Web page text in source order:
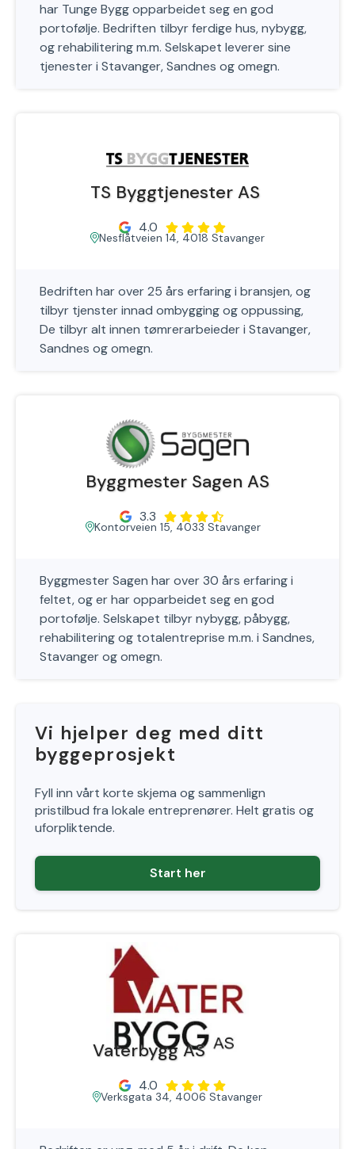
har Tunge Bygg opparbeidet seg en god
portofølje. Bedriften tilbyr ferdige hus, nybygg,
og rehabilitering m.m. Selskapet leverer sine
tjenester i Stavanger, Sandnes og omegn.
TS Byggtjenester AS
4.0
Nesflåtveien 14, 4018 Stavanger
Bedriften har over 25 års erfaring i bransjen, og
tilbyr tjenster innad ombygging og oppussing,
De tilbyr alt innen tømrerarbeieder i Stavanger,
Sandnes og omegn.
Byggmester Sagen AS
3.3
Kontorveien 15, 4033 Stavanger
Byggmester Sagen har over 30 års erfaring i
feltet, og er har opparbeidet seg en god
portofølje. Selskapet tilbyr nybygg, påbygg,
rehabilitering og totalentreprise m.m. i Sandnes,
Stavanger og omegn.
Vaterbygg AS
4.0
Verksgata 34, 4006 Stavanger
Vi hjelper deg med ditt
byggeprosjekt
Fyll inn vårt korte skjema og sammenlign
pristilbud fra lokale entreprenører. Helt gratis og
uforpliktende.
Start her